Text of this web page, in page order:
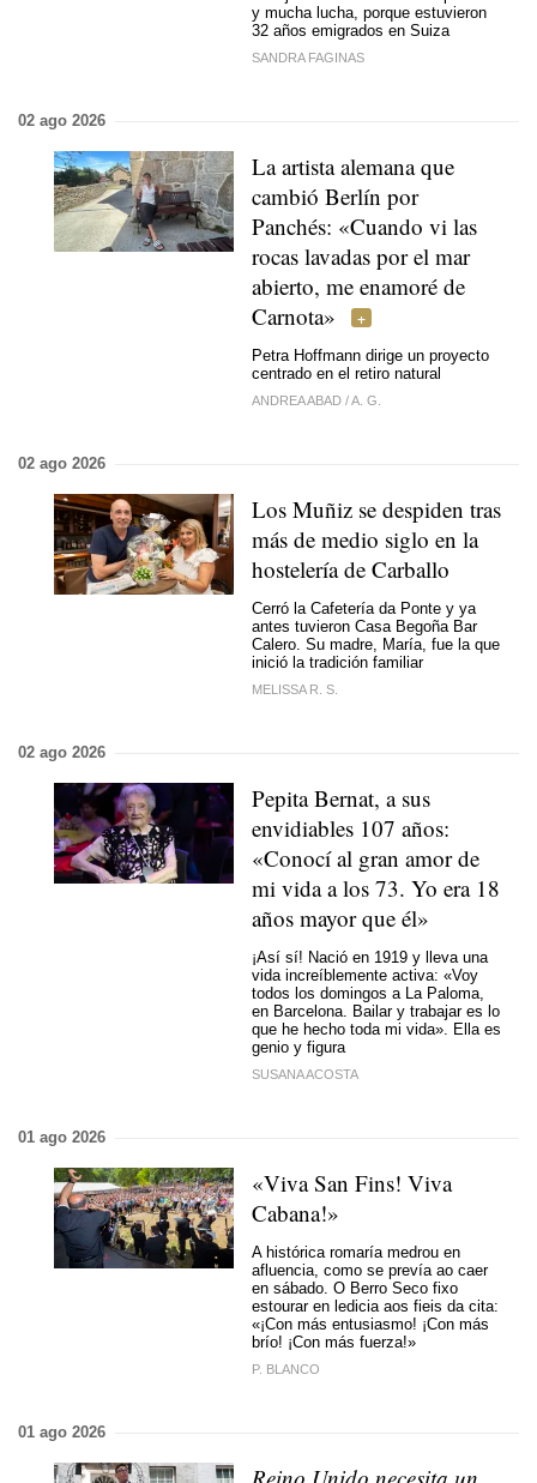
y mucha lucha, porque estuvieron
32 años emigrados en Suiza
SANDRA FAGINAS
02 ago 2026
La artista alemana que
cambió Berlín por
Panchés: «Cuando vi las
rocas lavadas por el mar
abierto, me enamoré de
Carnota»
Petra Hoffmann dirige un proyecto
centrado en el retiro natural
ANDREA ABAD /A. G.
02 ago 2026
Los Muñiz se despiden tras
más de medio siglo en la
hostelería de Carballo
Cerró la Cafetería da Ponte y ya
antes tuvieron Casa Begoña Bar
Calero. Su madre, María, fue la que
inició la tradición familiar
MELISSA R. S.
02 ago 2026
Pepita Bernat, a sus
envidiables 107 años:
«Conocí al gran amor de
mi vida a los 73. Yo era 18
años mayor que él»
¡Así sí! Nació en 1919 y lleva una
vida increíblemente activa: «Voy
todos los domingos a La Paloma,
en Barcelona. Bailar y trabajar es lo
que he hecho toda mi vida». Ella es
genio y figura
SUSANA ACOSTA
01 ago 2026
«Viva San Fins! Viva
Cabana!»
A histórica romaría medrou en
afluencia, como se prevía ao caer
en sábado. O Berro Seco fixo
estourar en ledicia aos fieis da cita:
«¡Con más entusiasmo! ¡Con más
brío! ¡Con más fuerza!»
P. BLANCO
01 ago 2026